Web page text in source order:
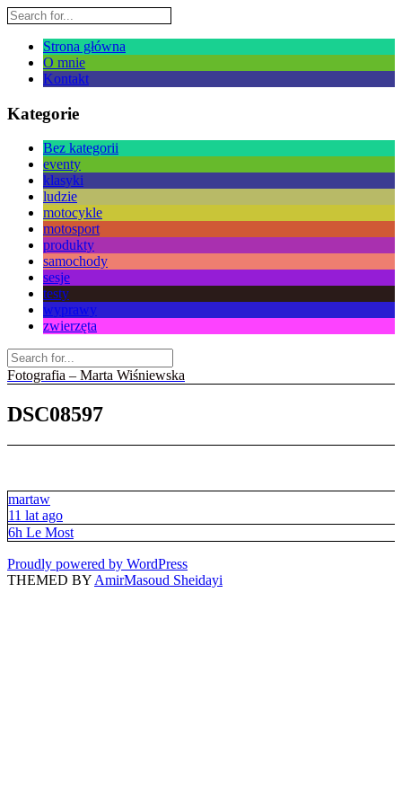
Strona główna
O mnie
Kontakt
Kategorie
Bez kategorii
eventy
klasyki
ludzie
motocykle
motosport
produkty
samochody
sesje
testy
wyprawy
zwierzęta
Fotografia – Marta Wiśniewska
DSC08597
martaw
11 lat ago
6h Le Most
Proudly powered by WordPress
THEMED BY AmirMasoud Sheidayi